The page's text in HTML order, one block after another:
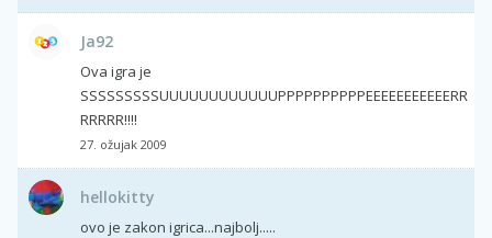
Ja92
Ova igra je
SSSSSSSSSUUUUUUUUUUUUPPPPPPPPPPEEEEEEEEEEERR
RRRRR!!!!
27. ožujak 2009
hellokitty
ovo je zakon igrica...najbolj.....